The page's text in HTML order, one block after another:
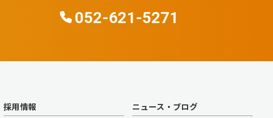
052-621-5271
採用情報
ニュース・ブログ